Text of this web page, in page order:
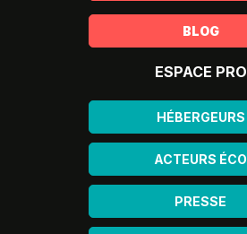
BLOG
ESPACE PRO
HÉBERGEURS
ACTEURS ÉCO
PRESSE